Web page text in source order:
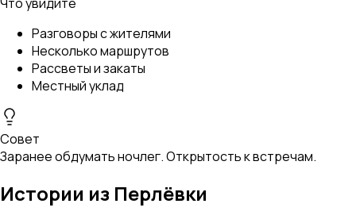
Разговоры с жителями
Несколько маршрутов
Рассветы и закаты
Местный уклад
Совет
Заранее обдумать ночлег. Открытость к встречам.
Истории из Перлёвки